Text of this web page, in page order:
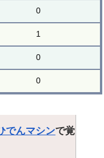
0
1
0
0
でんマシンで覚